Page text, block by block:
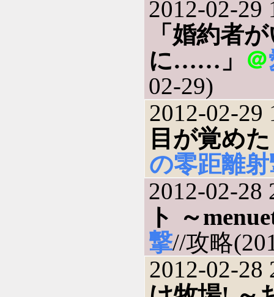
2012-02-29
「婚約者
に……」
＠
02-29)
2012-02-29
目が覚め
の零距離
2012-02-28
ト ～
撃//攻略
2012-02-28